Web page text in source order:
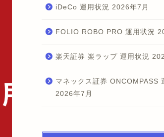
iDeCo 運用状況 2026年7月
FOLIO ROBO PRO 運用状況
楽天証券 楽ラップ 運用状況
マネックス証券 ONCOMPASS
2026年7月